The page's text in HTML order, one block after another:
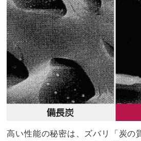
高い性能の秘密は、ズバリ「炭の